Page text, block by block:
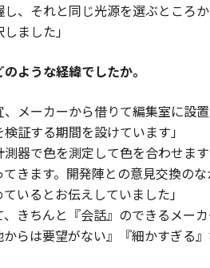
、それと同じ光源を選ぶところ
ました」
ような経緯でしたか。
メーカーから借りて編集室に設
証する期間を設けています」
器で色を測定して色を合わせま
きます。開発陣との意見交換の
いるとお伝えしていました」
きちんと『会話』のできるメー
らは要望がない』『細かすぎる